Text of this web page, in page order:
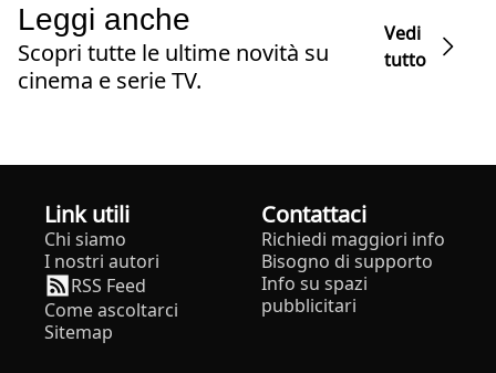
Leggi anche
Scopri tutte le ultime novità su
cinema e serie TV.
Vedi
tutto
Link utili
Chi siamo
I nostri autori
RSS Feed
Come ascoltarci
Sitemap
Contattaci
Richiedi maggiori info
Bisogno di supporto
Info su spazi
pubblicitari